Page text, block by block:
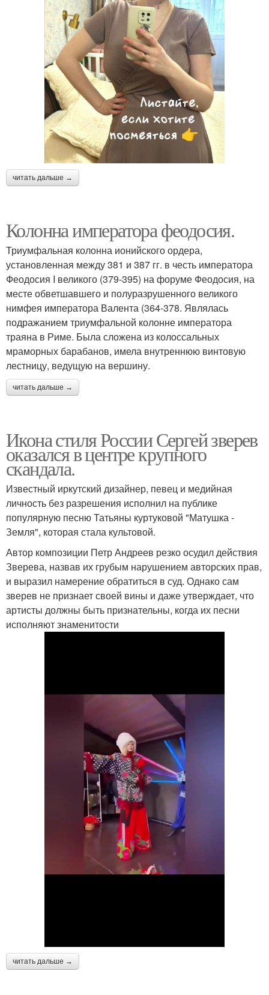
читать дальше →
Колонна императора феодосия.
Триумфальная колонна ионийского ордера,
установленная между 381 и 387 гг. в честь императора
Феодосия I великого (379-395) на форуме Феодосия, на
месте обветшавшего и полуразрушенного великого
нимфея императора Валента (364-378. Являлась
подражанием триумфальной колонне императора
траяна в Риме. Была сложена из колоссальных
мраморных барабанов, имела внутреннюю винтовую
лестницу, ведущую на вершину.
читать дальше →
Икона стиля России Сергей зверев
оказался в центре крупного
скандала.
Известный иркутский дизайнер, певец и медийная
личность без разрешения исполнил на публике
популярную песню Татьяны куртуковой "Матушка -
Земля", которая стала культовой.
Автор композиции Петр Андреев резко осудил действия
Зверева, назвав их грубым нарушением авторских прав,
и выразил намерение обратиться в суд. Однако сам
зверев не признает своей вины и даже утверждает, что
артисты должны быть признательны, когда их песни
исполняют знаменитости
читать дальше →